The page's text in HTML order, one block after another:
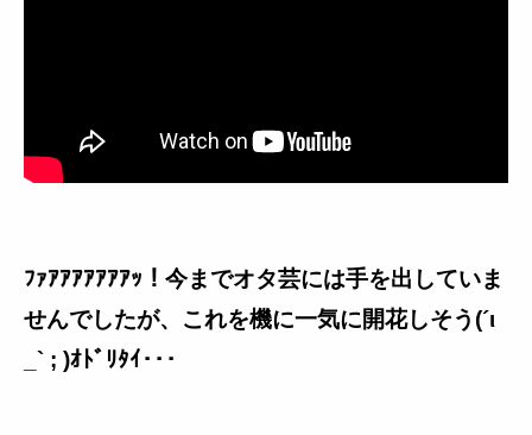
ﾌｧｱｱｱｱｱｱｱｯ！今までオタ芸には手を出していま
せんでしたが、これを機に一気に開花しそう(´ι
_` ; )ｵﾄﾞﾘﾀｲ･･･